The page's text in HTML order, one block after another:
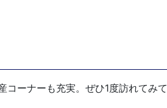
ーナーも充実。ぜひ1度訪れてみて